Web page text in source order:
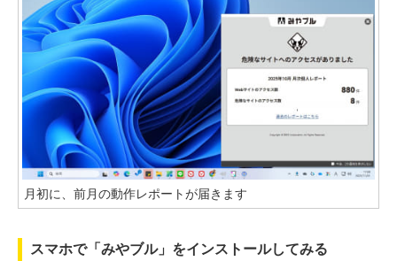
月初に、前月の動作レポートが届きます
スマホで「みやブル」をインストールしてみる